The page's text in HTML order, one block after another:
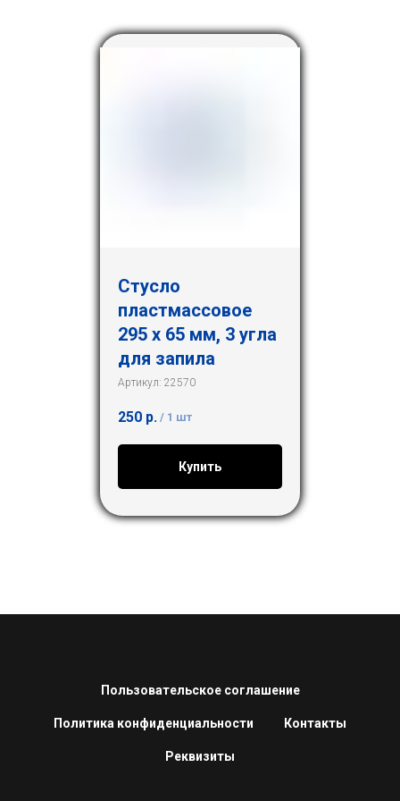
Стусло
пластмассовое
295 х 65 мм, 3 угла
для запила
Артикул: 22570
250 р. / 1 шт
Купить
Пользовательское соглашение
Политика конфиденциальности Контакты
Реквизиты